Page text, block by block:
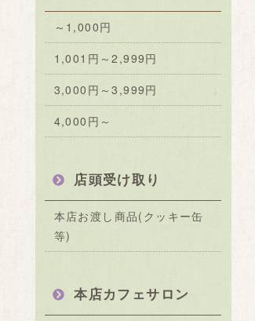
～1,000円
1,001円～2,999円
3,000円～3,999円
4,000円～
店頭受け取り
本店お渡し商品(クッキー缶
等)
本店カフェサロン